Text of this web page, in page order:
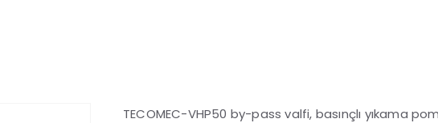
TECOMEC-VHP50 by-pass valfi, basınçlı yıkama